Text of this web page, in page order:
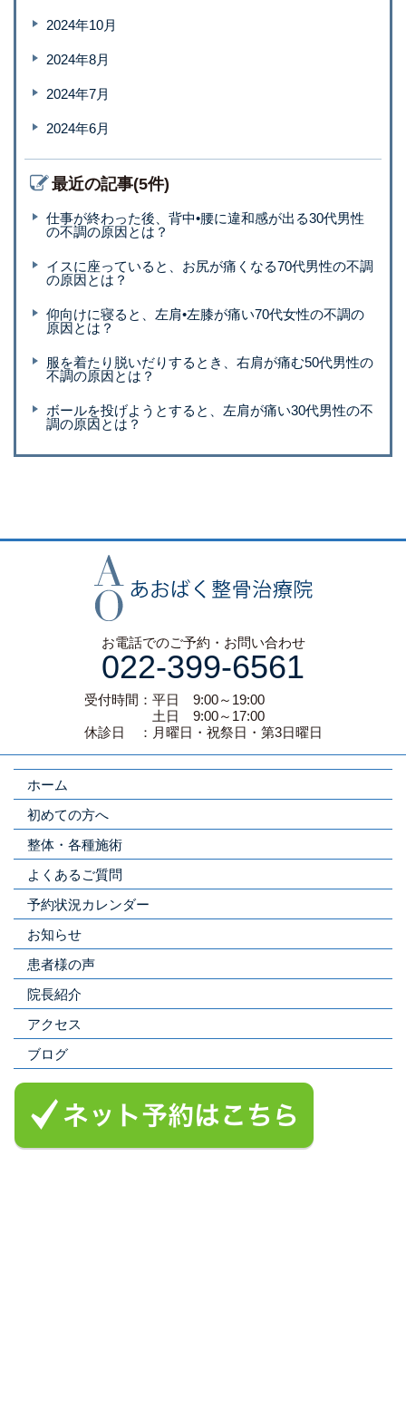
2024年10月
2024年8月
2024年7月
2024年6月
最近の記事(5件)
仕事が終わった後、背中•腰に違和感が出る30代男性
の不調の原因とは？
イスに座っていると、お尻が痛くなる70代男性の不調
の原因とは？
仰向けに寝ると、左肩•左膝が痛い70代女性の不調の
原因とは？
服を着たり脱いだりするとき、右肩が痛む50代男性の
不調の原因とは？
ボールを投げようとすると、左肩が痛い30代男性の不
調の原因とは？
お電話でのご予約・お問い合わせ
022-399-6561
受付時間：平日 9:00～19:00
土日 9:00～17:00
休診日 ：月曜日・祝祭日・第3日曜日
ホーム
初めての方へ
整体・各種施術
よくあるご質問
予約状況カレンダー
お知らせ
患者様の声
院長紹介
アクセス
ブログ